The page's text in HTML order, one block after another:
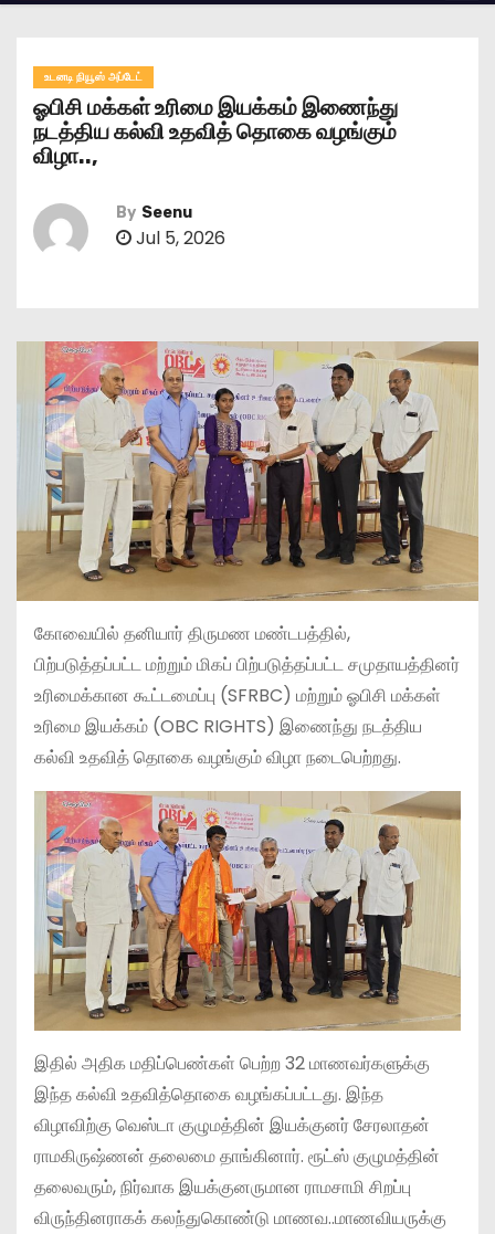
உடனடி நியூஸ் அப்டேட்
ஓபிசி மக்கள் உரிமை இயக்கம் இணைந்து
நடத்திய கல்வி உதவித் தொகை வழங்கும்
விழா..,
By Seenu
Jul 5, 2026
கோவையில் தனியார் திருமண மண்டபத்தில்,
பிற்படுத்தப்பட்ட மற்றும் மிகப் பிற்படுத்தப்பட்ட சமுதாயத்தினர்
உரிமைக்கான கூட்டமைப்பு (SFRBC) மற்றும் ஓபிசி மக்கள்
உரிமை இயக்கம் (OBC RIGHTS) இணைந்து நடத்திய
கல்வி உதவித் தொகை வழங்கும் விழா நடைபெற்றது.
​இதில் அதிக மதிப்பெண்கள் பெற்ற 32 மாணவர்களுக்கு
இந்த கல்வி உதவித்தொகை வழங்கப்பட்டது. இந்த
விழாவிற்கு வெஸ்டா குழுமத்தின் இயக்குனர் சேரலாதன்
ராமகிருஷ்ணன் தலைமை தாங்கினார். ரூட்ஸ் குழுமத்தின்
தலைவரும், நிர்வாக இயக்குனருமான ராமசாமி சிறப்பு
விருந்தினராகக் கலந்துகொண்டு மாணவ..மாணவியருக்கு